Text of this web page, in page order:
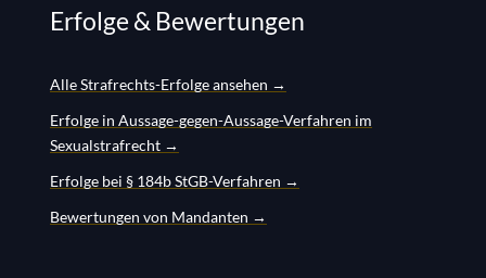
Erfolge & Bewertungen
Alle Strafrechts-Erfolge ansehen →
Erfolge in Aussage-gegen-Aussage-Verfahren im
Sexualstrafrecht →
Erfolge bei § 184b StGB-Verfahren →
Bewertungen von Mandanten →